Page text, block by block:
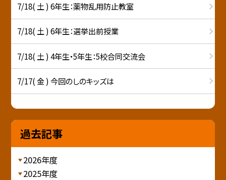
7/18( 土 ) 6年生：薬物乱用防止教室
7/18( 土 ) 6年生：選挙出前授業
7/18( 土 ) 4年生・5年生：5校合同交流会
7/17( 金 ) 今回のしのキッズは
過去記事
2026年度
2025年度